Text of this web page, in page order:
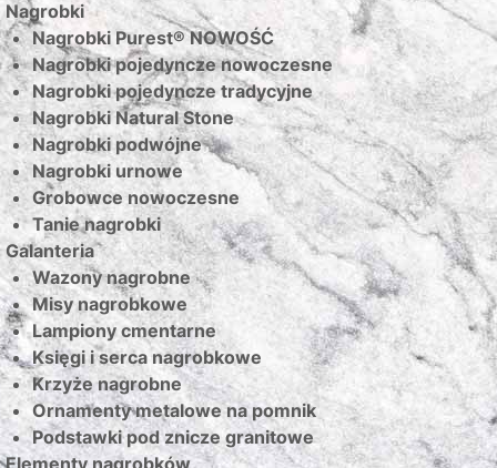
Nagrobki
Nagrobki Purest® NOWOŚĆ
Nagrobki pojedyncze nowoczesne
Nagrobki pojedyncze tradycyjne
Nagrobki Natural Stone
Nagrobki podwójne
Nagrobki urnowe
Grobowce nowoczesne
Tanie nagrobki
Galanteria
Wazony nagrobne
Misy nagrobkowe
Lampiony cmentarne
Księgi i serca nagrobkowe
Krzyże nagrobne
Ornamenty metalowe na pomnik
Podstawki pod znicze granitowe
Elementy nagrobków